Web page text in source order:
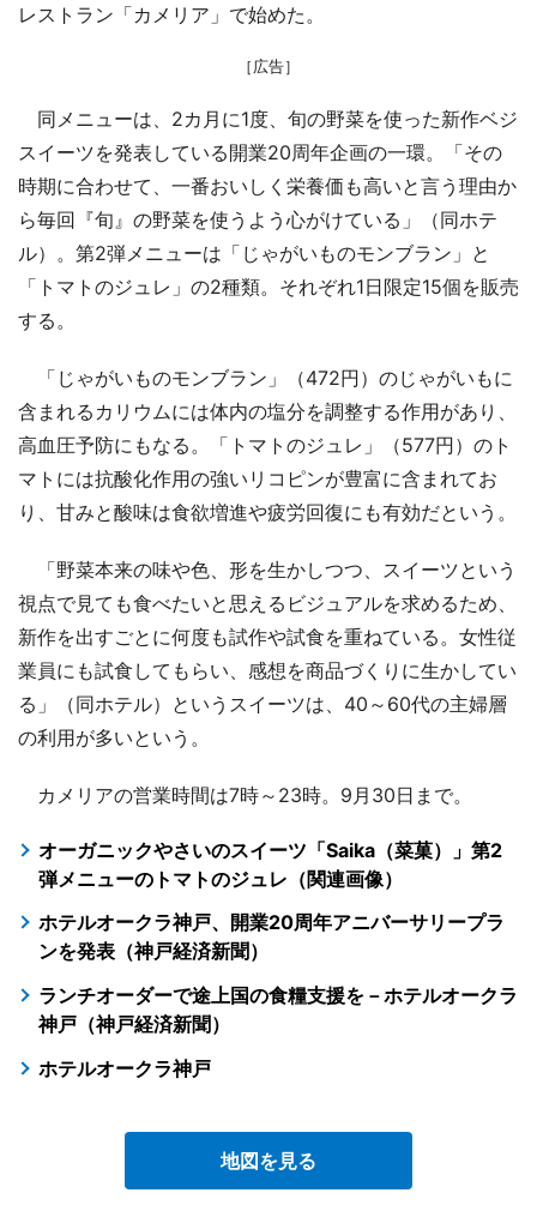
レストラン「カメリア」で始めた。
［広告］
同メニューは、2カ月に1度、旬の野菜を使った新作ベジ
スイーツを発表している開業20周年企画の一環。「その
時期に合わせて、一番おいしく栄養価も高いと言う理由か
ら毎回『旬』の野菜を使うよう心がけている」（同ホテ
ル）。第2弾メニューは「じゃがいものモンブラン」と
「トマトのジュレ」の2種類。それぞれ1日限定15個を販売
する。
「じゃがいものモンブラン」（472円）のじゃがいもに
含まれるカリウムには体内の塩分を調整する作用があり、
高血圧予防にもなる。「トマトのジュレ」（577円）のト
マトには抗酸化作用の強いリコピンが豊富に含まれてお
り、甘みと酸味は食欲増進や疲労回復にも有効だという。
「野菜本来の味や色、形を生かしつつ、スイーツという
視点で見ても食べたいと思えるビジュアルを求めるため、
新作を出すごとに何度も試作や試食を重ねている。女性従
業員にも試食してもらい、感想を商品づくりに生かしてい
る」（同ホテル）というスイーツは、40～60代の主婦層
の利用が多いという。
カメリアの営業時間は7時～23時。9月30日まで。
オーガニックやさいのスイーツ「Saika（菜菓）」第2
弾メニューのトマトのジュレ（関連画像）
ホテルオークラ神戸、開業20周年アニバーサリープラ
ンを発表（神戸経済新聞）
ランチオーダーで途上国の食糧支援を－ホテルオークラ
神戸（神戸経済新聞）
ホテルオークラ神戸
地図を見る